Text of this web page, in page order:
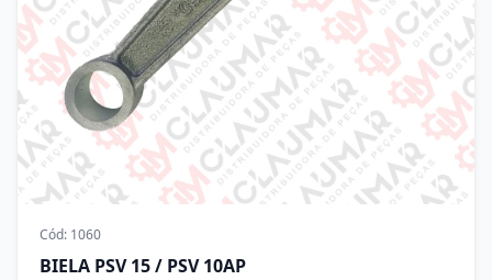
Cód: 1060
BIELA PSV 15 / PSV 10AP